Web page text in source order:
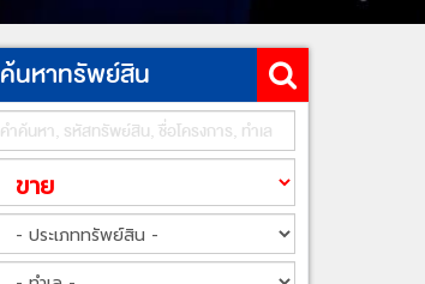
ค้นหาทรัพย์สิน